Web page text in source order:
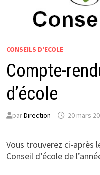
CONSEILS D'ECOLE
Compte-
d’école
parDirection 20 mars
Vous trouverez ci-après
Conseil d’école de